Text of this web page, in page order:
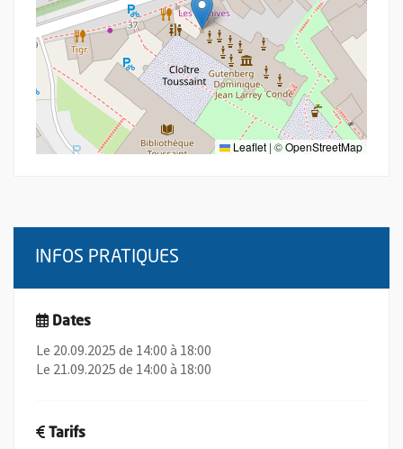
Leaflet | ©OpenStreetMap
INFOS PRATIQUES
Dates
Le 20.09.2025 de 14:00 à 18:00
Le 21.09.2025 de 14:00 à 18:00
Tarifs